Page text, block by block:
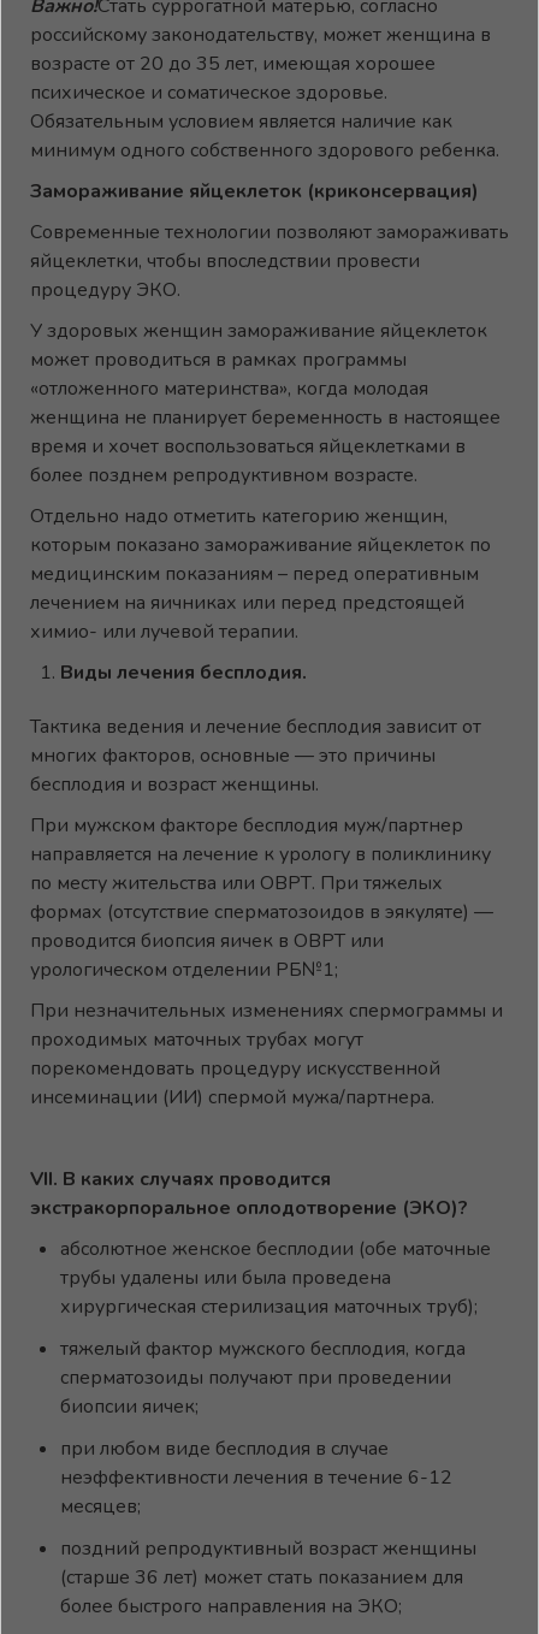
Важно!Стать суррогатной матерью, согласно
российскому законодательству, может женщина в
возрасте от 20 до 35 лет, имеющая хорошее
психическое и соматическое здоровье.
Обязательным условием является наличие как
минимум одного собственного здорового ребенка.
Замораживание яйцеклеток (криконсервация)
Современные технологии позволяют замораживать
яйцеклетки, чтобы впоследствии провести
процедуру ЭКО.
У здоровых женщин замораживание яйцеклеток
может проводиться в рамках программы
«отложенного материнства», когда молодая
женщина не планирует беременность в настоящее
время и хочет воспользоваться яйцеклетками в
более позднем репродуктивном возрасте.
Отдельно надо отметить категорию женщин,
которым показано замораживание яйцеклеток по
медицинским показаниям – перед оперативным
лечением на яичниках или перед предстоящей
химио- или лучевой терапии.
Виды лечения бесплодия.
Тактика ведения и лечение бесплодия зависит от
многих факторов, основные — это причины
бесплодия и возраст женщины.
При мужском факторе бесплодия муж/партнер
направляется на лечение к урологу в поликлинику
по месту жительства или ОВРТ. При тяжелых
формах (отсутствие сперматозоидов в эякуляте) —
проводится биопсия яичек в ОВРТ или
урологическом отделении РБ№1;
При незначительных изменениях спермограммы и
проходимых маточных трубах могут
порекомендовать процедуру искусственной
инсеминации (ИИ) спермой мужа/партнера.
VII. В каких случаях проводится
экстракорпоральное оплодотворение (ЭКО)?
абсолютное женское бесплодии (обе маточные
трубы удалены или была проведена
хирургическая стерилизация маточных труб);
тяжелый фактор мужского бесплодия, когда
сперматозоиды получают при проведении
биопсии яичек;
при любом виде бесплодия в случае
неэффективности лечения в течение 6-12
месяцев;
поздний репродуктивный возраст женщины
(старше 36 лет) может стать показанием для
более быстрого направления на ЭКО;